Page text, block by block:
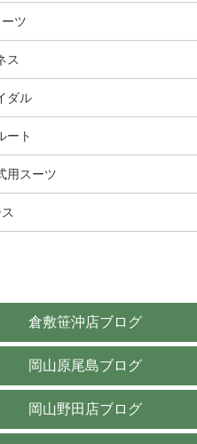
ツ
ス
ダル
ート
用スーツ
倉敷笹沖店ブログ
岡山原尾島ブログ
岡山野田店ブログ